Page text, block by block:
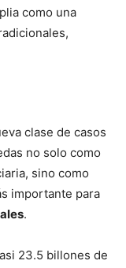
como una
clase de casos
no solo como
sino como
importante para
.
23.5 billones de